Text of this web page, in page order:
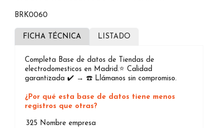
BRK0060
FICHA TÉCNICA LISTADO
Completa Base de datos de Tiendas de
electrodomesticos en Madrid.⭐️ Calidad
garantizada ✔️ → ☎️ Llámanos sin compromiso.
¿Por qué esta base de datos tiene menos
registros que otras?
325 Nombre empresa